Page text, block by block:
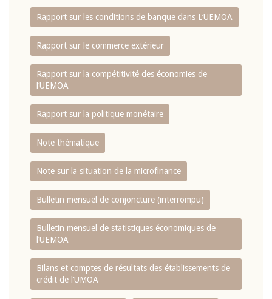
Rapport sur les conditions de banque dans L‘UEMOA
Rapport sur le commerce extérieur
Rapport sur la compétitivité des économies de
l‘UEMOA
Rapport sur la politique monétaire
Note thématique
Note sur la situation de la microfinance
Bulletin mensuel de conjoncture (interrompu)
Bulletin mensuel de statistiques économiques de
l‘UEMOA
Bilans et comptes de résultats des établissements de
crédit de l‘UMOA